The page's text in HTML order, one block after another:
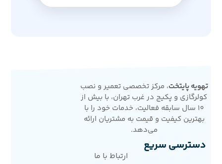
تهویه پایتخت، مرکز تخصصی تعمیر و نصب
کولرگازی و پکیج در غرب تهران، با بیش از
10 سال سابقه فعالیت، خدمات خود را با
بهترین کیفیت و قیمت به مشتریان ارائه
می‌دهد.
دسترسی سریع
ارتباط با ما